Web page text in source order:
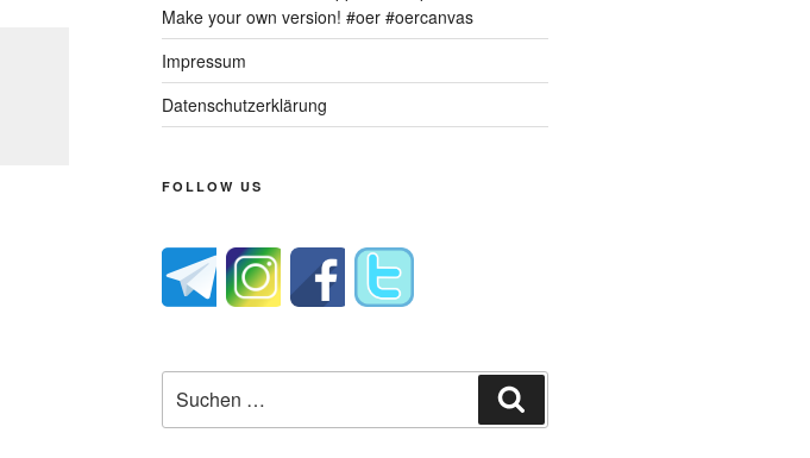
Make your own version! #oer #oercanvas
Impressum
Datenschutzerklärung
FOLLOW US
nach: